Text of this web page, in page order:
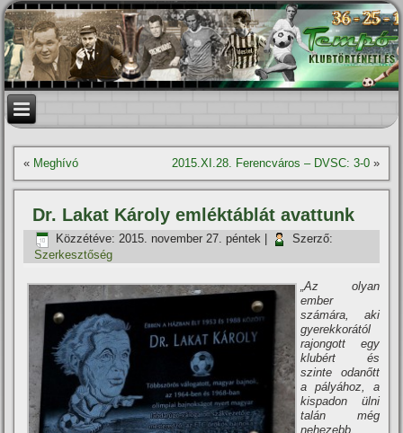
« Meghí­vó 2015.XI.28. Ferencváros – DVSC: 3-0»
Dr. Lakat Károly emléktáblát avattunk
Közzétéve: 2015. november 27. péntek
Szerző:
Szerkesztőség
„Az olyan
ember
számára, aki
gyerekkorától
rajongott egy
klubért és
szinte odanőtt
a pályához, a
kispadon ülni
talán még
nehezebb,